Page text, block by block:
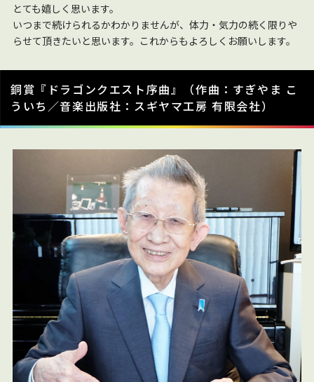
とても嬉しく思います。
いつまで続けられるかわかりませんが、体力・気力の続く限りや
らせて頂きたいと思います。これからもよろしくお願いします。
銅賞『ドラゴンクエスト序曲』（作曲：すぎやま こ
ういち／音楽出版社：スギヤマ工房 有限会社）